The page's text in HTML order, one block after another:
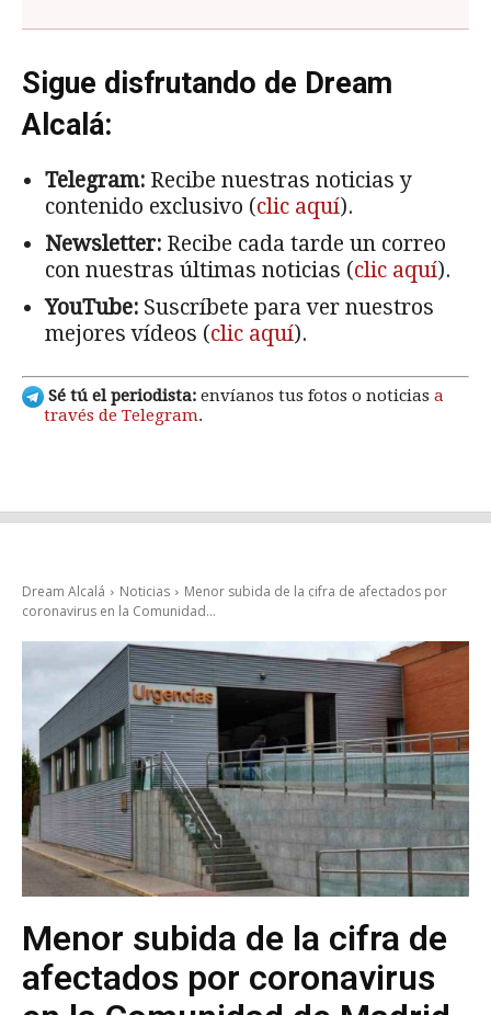
Sigue disfrutando de Dream
Alcalá:
Telegram: Recibe nuestras noticias y
contenido exclusivo (clic aquí).
Newsletter: Recibe cada tarde un correo
con nuestras últimas noticias (clic aquí).
YouTube: Suscríbete para ver nuestros
mejores vídeos (clic aquí).
Sé tú el periodista: envíanos tus fotos o noticias a
través de Telegram.